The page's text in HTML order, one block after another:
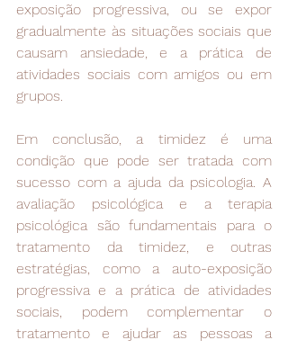
exposição progressiva, ou se expor
gradualmente às situações sociais que
causam ansiedade, e a prática de
atividades sociais com amigos ou em
grupos.
Em conclusão, a timidez é uma
condição que pode ser tratada com
sucesso com a ajuda da psicologia. A
avaliação psicológica e a terapia
psicológica são fundamentais para o
tratamento da timidez, e outras
estratégias, como a auto-exposição
progressiva e a prática de atividades
sociais, podem complementar o
tratamento e ajudar as pessoas a